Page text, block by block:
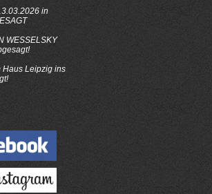
in
WESSELSKY
Haus Leipzig ins